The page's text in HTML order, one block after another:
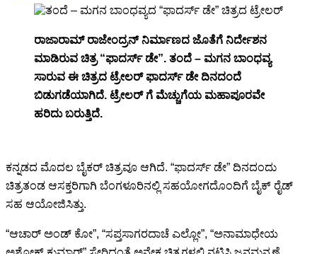
ರಾಜಾರಾಮ್ ರಾಜೇಂದ್ರನ್ ನಿರ್ಮಾಣದ ಜೊತೆಗೆ ನಿರ್ದೇಶನ
ಮಾಡಿರುವ ಚಿತ್ರ “ಫಾದರ್ಸ್ ಡೇ”. ತಂದೆ – ಮಗನ ಬಾಂಧವ್ಯ
ಸಾರುವ ಈ ಚಿತ್ರದ ಟ್ರೇಲರ್ ಫಾದರ್ಸ್ ಡೇ ದಿನದಂದೆ
ಬಿಡುಗಡೆಯಾಗಿದೆ. ಟ್ರೇಲರ್ ಗೆ ಮೆಚ್ಚುಗೆಯ ಮಹಾಪೂರವೇ
ಹರಿದು ಬರುತ್ತಿದೆ.
ಕನ್ನಡದ ಮೊದಲ ಬೈಕರ್ ಚಿತ್ರವೂ ಆಗಿದೆ. “ಫಾದರ್ಸ್ ಡೇ” ದಿನದಂದು
ಚಿತ್ರತಂಡ ಆಸಕ್ತರಿಗಾಗಿ ಬೆಂಗಳೂರಿನಲ್ಲಿ ಸಹಯೋಗದೊಂದಿಗೆ ಬೈಕ್ ರೈಡ್
ಸಹ ಆಯೋಜಿಸಿತ್ತು.
“ಆಚಾರ್ ಅಂಡ್ ಕೋ”, “ಸಪ್ತಸಾಗರದಾಚೆ ಎಲ್ಲೋ”, “ಅನಾಮಾಧೇಯ